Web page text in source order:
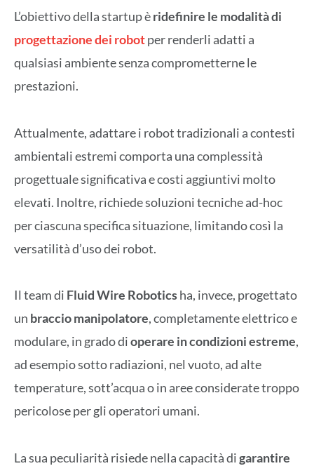
L’obiettivo della startup èridefinire le modalità di
progettazione dei robotper renderli adatti a
qualsiasi ambiente senza comprometterne le
prestazioni.
Attualmente, adattare i robot tradizionali a contesti
ambientali estremi comporta una complessità
progettuale significativa e costi aggiuntivi molto
elevati. Inoltre, richiede soluzioni tecniche ad-hoc
per ciascuna specifica situazione, limitando così la
versatilità d’uso dei robot.
Il team di Fluid Wire Roboticsha, invece, progettato
un braccio manipolatore, completamente elettrico e
modulare, in grado dioperare in condizioni estreme,
ad esempio sotto radiazioni, nel vuoto, ad alte
temperature, sott’acqua o in aree considerate troppo
pericolose per gli operatori umani.
La sua peculiarità risiede nella capacità digarantire